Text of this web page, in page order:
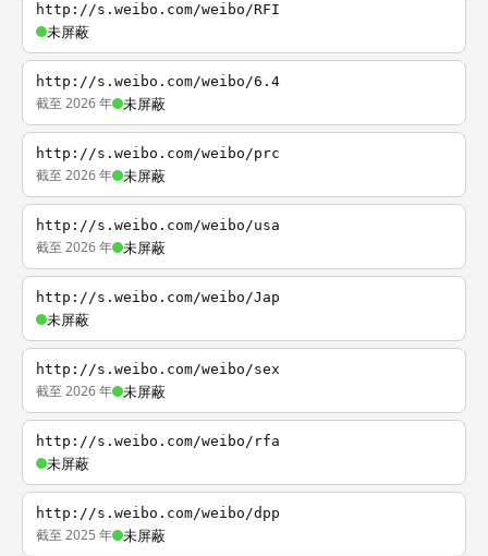
http://s.weibo.com/weibo/RFI
未屏蔽
http://s.weibo.com/weibo/6.4
截至 2026 年 未屏蔽
http://s.weibo.com/weibo/prc
截至 2026 年 未屏蔽
http://s.weibo.com/weibo/usa
截至 2026 年 未屏蔽
http://s.weibo.com/weibo/Jap
未屏蔽
http://s.weibo.com/weibo/sex
截至 2026 年 未屏蔽
http://s.weibo.com/weibo/rfa
未屏蔽
http://s.weibo.com/weibo/dpp
截至 2025 年 未屏蔽